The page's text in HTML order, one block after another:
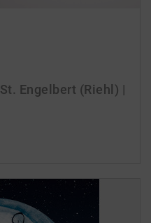
St. Engelbert (Riehl) |